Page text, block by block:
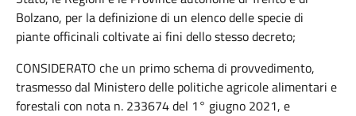
Bolzano, per la definizione di un elenco delle specie di
piante officinali coltivate ai fini dello stesso decreto;
CONSIDERATO che un primo schema di provvedimento,
trasmesso dal Ministero delle politiche agricole alimentari e
forestali con nota n. 233674 del 1° giugno 2021, e